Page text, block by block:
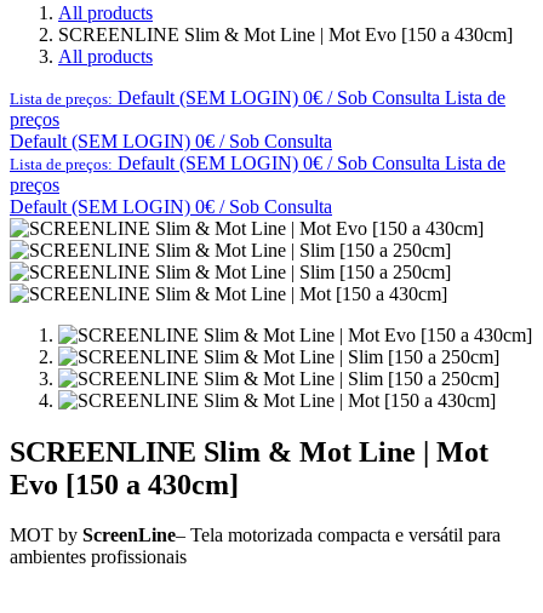
All products
SCREENLINE Slim & Mot Line | Mot Evo [150 a 430cm]
All products
Lista de preços: Default (SEM LOGIN) 0€ / Sob Consulta Lista de
preços
Default (SEM LOGIN) 0€ / Sob Consulta
Lista de preços: Default (SEM LOGIN) 0€ / Sob Consulta Lista de
preços
Default (SEM LOGIN) 0€ / Sob Consulta
SCREENLINE Slim & Mot Line | Mot
Evo [150 a 430cm]
MOT by ScreenLine– Tela motorizada compacta e versátil para
ambientes profissionais